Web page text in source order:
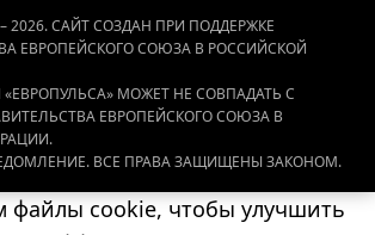
2026. САЙТ СОЗДАН ПРИ ПОДДЕРЖКЕ
ЕВРОПЕЙСКОГО СОЮЗА В РОССИЙСКОЙ
МОЖЕТ НЕ СОВПАДАТЬ С
ЕВРОПЕЙСКОГО СОЮЗА В
ВСЕ ПРАВА ЗАЩИЩЕНЫ ЗАКОНОМ.
файлы cookie, чтобы улучшить